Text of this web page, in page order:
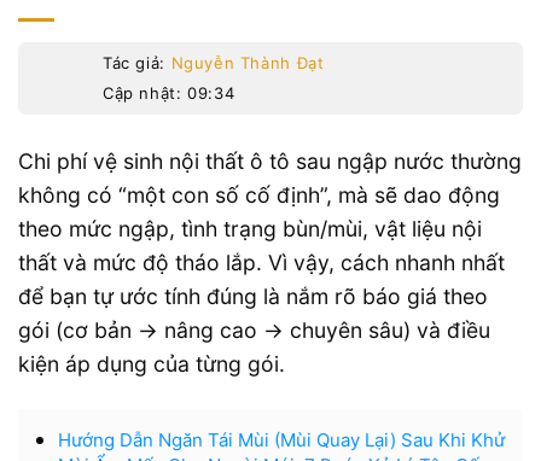
Tác giả: Nguyễn Thành Đạt
Cập nhật: 09:34
Chi phí vệ sinh nội thất ô tô sau ngập nước thường
không có “một con số cố định”, mà sẽ dao động
theo mức ngập, tình trạng bùn/mùi, vật liệu nội
thất và mức độ tháo lắp. Vì vậy, cách nhanh nhất
để bạn tự ước tính đúng là nắm rõ báo giá theo
gói (cơ bản → nâng cao → chuyên sâu) và điều
kiện áp dụng của từng gói.
Hướng Dẫn Ngăn Tái Mùi (Mùi Quay Lại) Sau Khi Khử